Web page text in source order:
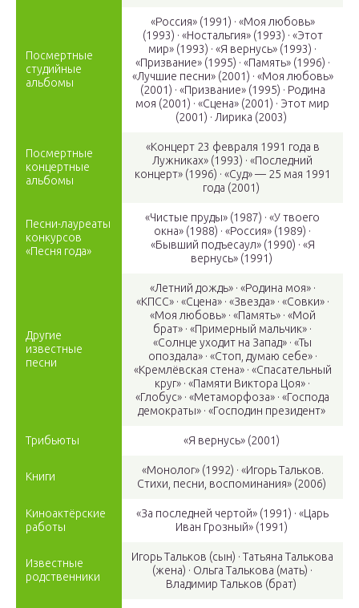
Посмертные
студийные
альбомы
«Россия» (1991) · «Моя любовь»
(1993) · «Ностальгия» (1993) · «Этот
мир» (1993) · «Я вернусь» (1993) ·
«Призвание» (1995) · «Память» (1996) ·
«Лучшие песни» (2001) · «Моя любовь»
(2001) · «Призвание» (1995) · Родина
моя (2001) · «Сцена» (2001) · Этот мир
(2001) · Лирика (2003)
Посмертные
концертные
альбомы
«Концерт 23 февраля 1991 года в
Лужниках» (1993) · «Последний
концерт» (1996) · «Суд» — 25 мая 1991
года (2001)
Песни-лауреаты
конкурсов
«Песня года»
«Чистые пруды» (1987) · «У твоего
окна» (1988) · «Россия» (1989) ·
«Бывший подъесаул» (1990) · «Я
вернусь» (1991)
Другие
известные
песни
«Летний дождь» · «Родина моя» ·
«КПСС» · «Сцена» · «Звезда» · «Совки» ·
«Моя любовь» · «Память» · «Мой
брат» · «Примерный мальчик» ·
«Солнце уходит на Запад» · «Ты
опоздала» · «Стоп, думаю себе» ·
«Кремлёвская стена» · «Спасательный
круг» · «Памяти Виктора Цоя» ·
«Глобус» · «Метаморфоза» · «Господа
демократы» · «Господин президент»
Трибьюты «Я вернусь» (2001)
Книги
«Монолог» (1992) · «Игорь Тальков.
Стихи, песни, воспоминания» (2006)
Киноактёрские
работы
«За последней чертой» (1991) · «Царь
Иван Грозный» (1991)
Известные
родственники
Игорь Тальков (сын) · Татьяна Талькова
(жена) · Ольга Талькова (мать) ·
Владимир Тальков (брат)